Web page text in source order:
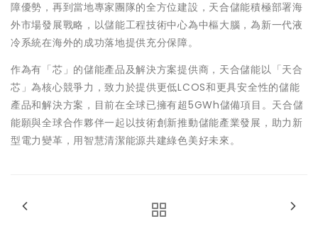
障優勢，再到當地專家團隊的全方位建設，天合儲能積極部署海
外市場發展戰略，以儲能工程技術中心為中樞大腦，為新一代液
冷系統在海外的成功落地提供充分保障。
作為有「芯」的儲能產品及解決方案提供商，天合儲能以「天合
芯」為核心競爭力，致力於提供更低LCOS和更具安全性的儲能
產品和解決方案，目前在全球已擁有超5GWh儲備項目。天合儲
能願與全球合作夥伴一起以技術創新推動儲能產業發展，助力新
型電力變革，用智慧清潔能源共建綠色美好未來。